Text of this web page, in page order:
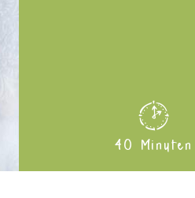
40 Minuten